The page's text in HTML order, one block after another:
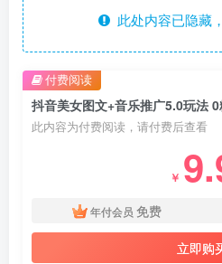
此处内容已隐藏
此内容为付费阅读，请付费后查看
￥
年付会员 免费
立即购
付费阅读